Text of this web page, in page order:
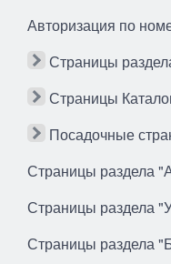
Авторизация по
Страницы
Страницы
Посадочные
Страницы раздела
Страницы раздела
Страницы раздела